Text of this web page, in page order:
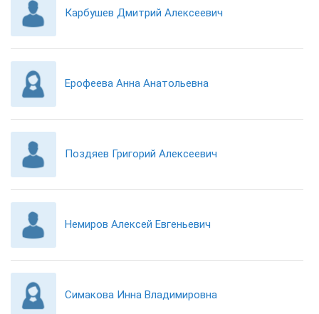
Карбушев Дмитрий Алексеевич
Ерофеева Анна Анатольевна
Поздяев Григорий Алексеевич
Немиров Алексей Евгеньевич
Симакова Инна Владимировна